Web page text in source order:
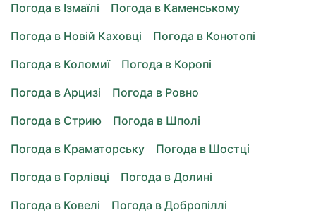
Погода в Ізмаїлі
Погода в Каменському
Погода в Новій Каховці
Погода в Конотопі
Погода в Коломиї
Погода в Коропі
Погода в Арцизі
Погода в Ровно
Погода в Стрию
Погода в Шполі
Погода в Краматорську
Погода в Шостці
Погода в Горлівці
Погода в Долині
Погода в Ковелі
Погода в Добропіллі